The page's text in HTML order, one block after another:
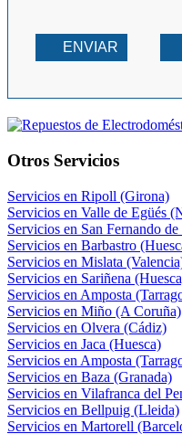
ENVIAR
Otros Servicios
Servicios en Ripoll (Girona)
Servicios en Valle de Egüés
Servicios en San Fernando
Servicios en Barbastro
Servicios en Mislata
Servicios en Sariñena
Servicios en Amposta
Servicios en Miño (A Coruña)
Servicios en Olvera (Cádiz)
Servicios en Jaca (Huesca)
Servicios en Amposta
Servicios en Baza (Granada)
Servicios en Vilafranca del
Servicios en Bellpuig (Lleida)
Servicios en Martorell